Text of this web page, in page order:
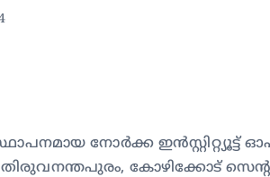
നോര്‍ക്ക ഇന്‍സ്റ്റിറ്റ്യൂട്ട്
കോഴിക്കോട്